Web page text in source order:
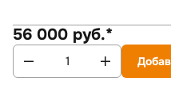
56 000 руб.*